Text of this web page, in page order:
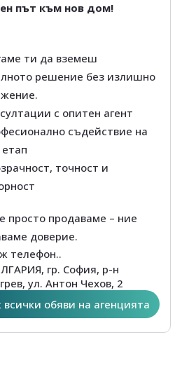
път към нов дом!
ти да вземеш
решение без излишно
с опитен агент
съдействие на
етап
точност и
просто продаваме – ние
доверие.
телефон..
гр. София, р-н
ул. Антон Чехов, 2
обяви на агенцията